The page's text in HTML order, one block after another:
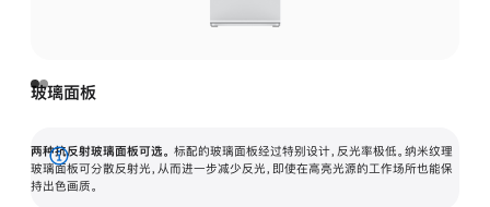
玻璃面板
两种抗反射玻璃面板可选。 标配的玻璃面板经过特别设计，反光率极低。纳米纹理
玻璃面板可分散反射光，从而进一步减少反光，即使在高亮光源的工作场所也能保
持出色画质。
展
开